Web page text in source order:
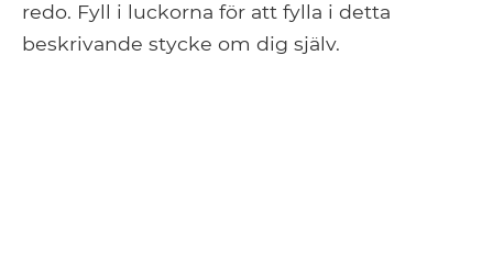
redo. Fyll i luckorna för att fylla i detta
beskrivande stycke om dig själv.